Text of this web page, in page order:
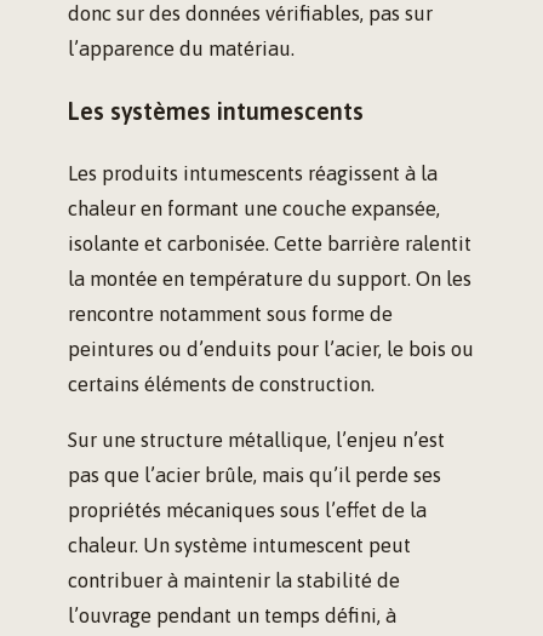
donc sur des données vérifiables, pas sur
l’apparence du matériau.
Les systèmes intumescents
Les produits intumescents réagissent à la
chaleur en formant une couche expansée,
isolante et carbonisée. Cette barrière ralentit
la montée en température du support. On les
rencontre notamment sous forme de
peintures ou d’enduits pour l’acier, le bois ou
certains éléments de construction.
Sur une structure métallique, l’enjeu n’est
pas que l’acier brûle, mais qu’il perde ses
propriétés mécaniques sous l’effet de la
chaleur. Un système intumescent peut
contribuer à maintenir la stabilité de
l’ouvrage pendant un temps défini, à